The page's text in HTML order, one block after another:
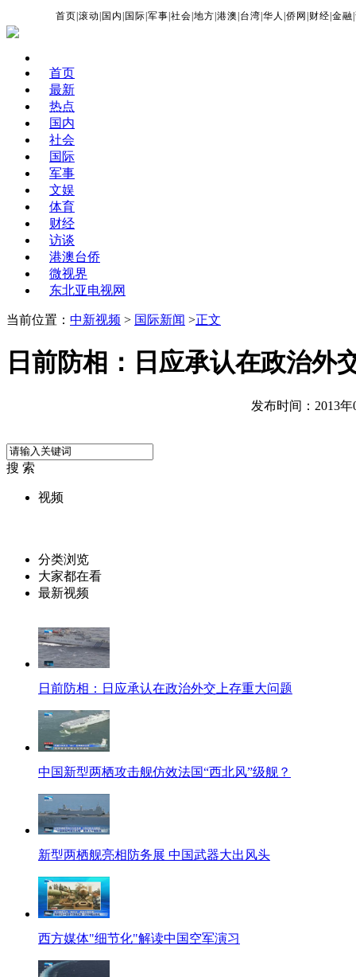
首页 |滚动 国内 国际 |军事 |社会 |地方 |港澳 台湾 |华人 |侨网 财经 |金融 |
首页
最新
热点
国内
社会
国际
军事
文娱
体育
财经
访谈
港澳台侨
微视界
东北亚电视网
当前位置： 中新视频 > 国际新闻 >正文
日前防相：日应承认在政治外
发布时间：2013年
搜 索
视频
分类浏览
大家都在看
最新视频
日前防相：日应承认在政治外交上存重大问题
中国新型两栖攻击舰仿效法国“西北风”级舰？
新型两栖舰亮相防务展 中国武器大出风头
西方媒体"细节化"解读中国空军演习